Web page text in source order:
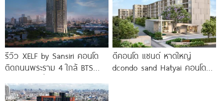
รีวิว XELF by Sansiri คอนโด
ติดถนนพระราม 4 ใกล้ BTS
ดีคอนโด แซนด์ หาดใหญ่
dcondo sand Hatyai คอนโด